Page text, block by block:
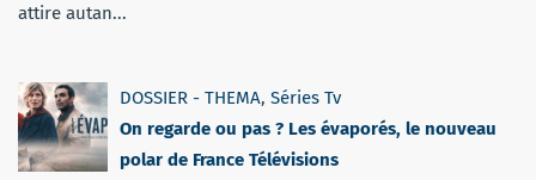
attire autan...
DOSSIER - THEMA, Séries Tv
On regarde ou pas ? Les évaporés, le nouveau
polar de France Télévisions